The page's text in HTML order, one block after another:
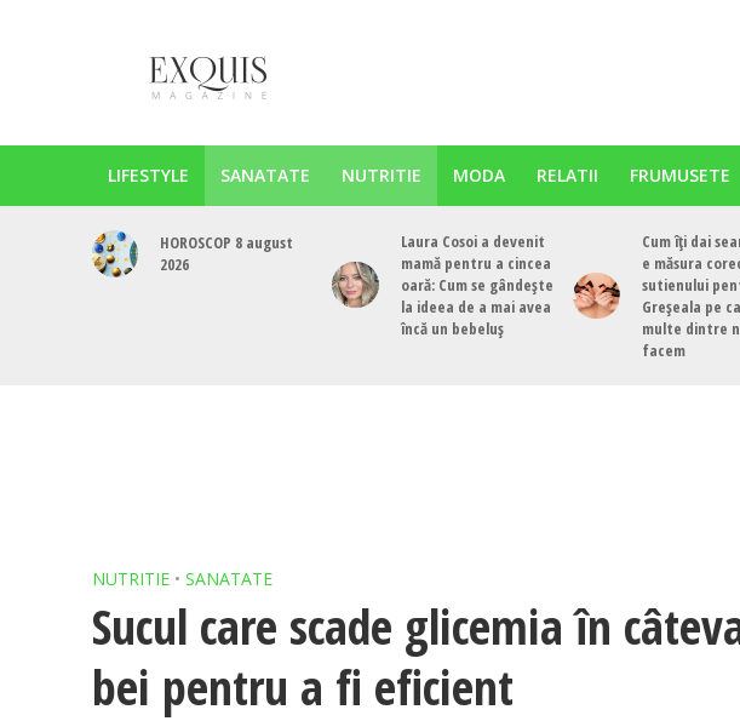
LIFESTYLE SANATATE NUTRITIE MODA RELATII FRUMUSETE
HOROSCOP 8 august
2026
Laura Cosoi a devenit
mamă pentru a cincea
oară: Cum se gândește
la ideea de a mai avea
încă un bebeluș
Cum îți dai
e măsura
sutienului
Greșeala pe
multe dintre
facem
NUTRITIE • SANATATE
Sucul care scade glicemia în
bei pentru a fi eficient